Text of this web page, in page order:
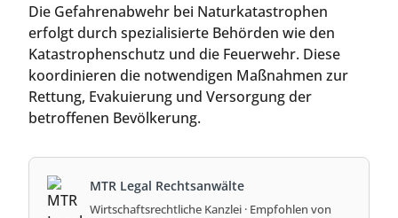
Die Gefahrenabwehr bei Naturkatastrophen
erfolgt durch spezialisierte Behörden wie den
Katastrophenschutz und die Feuerwehr. Diese
koordinieren die notwendigen Maßnahmen zur
Rettung, Evakuierung und Versorgung der
betroffenen Bevölkerung.
MTR Legal Rechtsanwälte
Wirtschaftsrechtliche Kanzlei · Empfohlen von